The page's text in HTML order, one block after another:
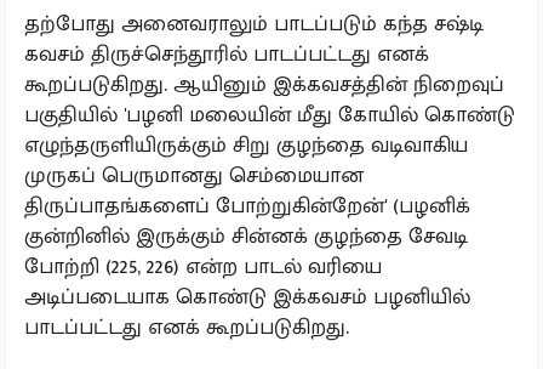
தற்போது அனைவராலும் பாடப்படும் கந்த சஷ்டி
கவசம் திருச்செந்தூரில் பாடப்பட்டது எனக்
கூறப்படுகிறது. ஆயினும் இக்கவசத்தின் நிறைவுப்
பகுதியில் 'பழனி மலையின் மீது கோயில் கொண்டு
எழுந்தருளியிருக்கும் சிறு குழந்தை வடிவாகிய
முருகப் பெருமானது செம்மையான
திருப்பாதங்களைப் போற்றுகின்றேன்' (பழனிக்
குன்றினில் இருக்கும் சின்னக் குழந்தை சேவடி
போற்றி (225, 226) என்ற பாடல் வரியை
அடிப்படையாக கொண்டு இக்கவசம் பழனியில்
பாடப்பட்டது எனக் கூறப்படுகிறது.